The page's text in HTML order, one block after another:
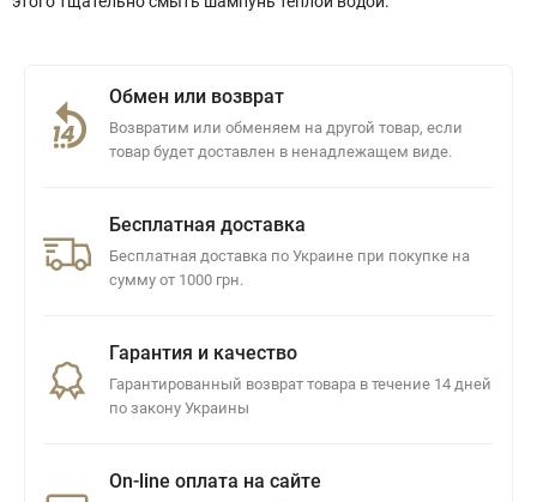
Обмен или возврат
Возвратим или обменяем на другой товар, если
товар будет доставлен в ненадлежащем виде.
Бесплатная доставка
Бесплатная доставка по Украине при покупке на
сумму от 1000 грн.
Гарантия и качество
Гарантированный возврат товара в течение 14 дней
по закону Украины
On-line оплата на сайте